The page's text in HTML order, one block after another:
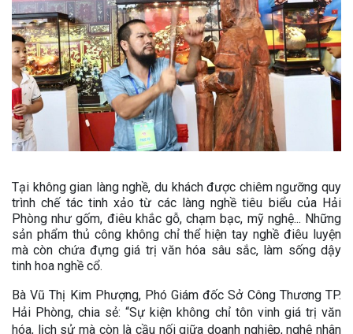
Tại không gian làng nghề, du khách được chiêm ngưỡng quy
trình chế tác tinh xảo từ các làng nghề tiêu biểu của Hải
Phòng như gốm, điêu khắc gỗ, chạm bạc, mỹ nghệ... Những
sản phẩm thủ công không chỉ thể hiện tay nghề điêu luyện
mà còn chứa đựng giá trị văn hóa sâu sắc, làm sống dậy
tinh hoa nghề cổ.
Bà Vũ Thị Kim Phượng, Phó Giám đốc Sở Công Thương TP.
Hải Phòng, chia sẻ: “Sự kiện không chỉ tôn vinh giá trị văn
hóa, lịch sử mà còn là cầu nối giữa doanh nghiệp, nghệ nhân